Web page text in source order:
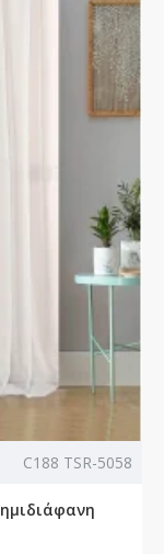
C188 TSR-5058